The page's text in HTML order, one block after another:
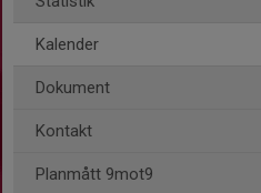
Kalender
Dokument
Kontakt
Planmått 9mot9